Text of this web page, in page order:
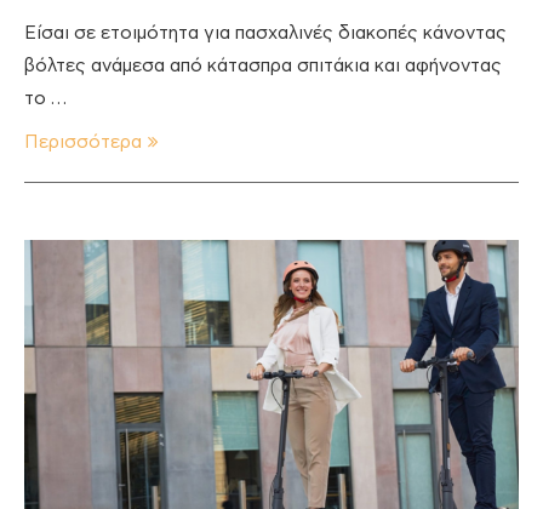
Είσαι σε ετοιμότητα για πασχαλινές διακοπές κάνοντας
βόλτες ανάμεσα από κάτασπρα σπιτάκια και αφήνοντας
το …
Περισσότερα